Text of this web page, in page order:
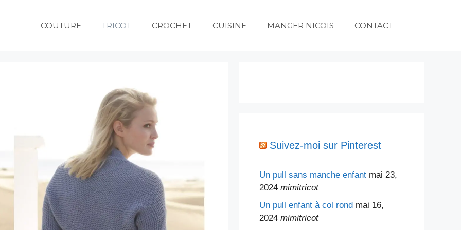
COUTURE TRICOT CROCHET CUISINE MANGER NICOIS CONTACT
Suivez-moi sur Pinterest
Un pull sans manche enfant mai 23,
2024 mimitricot
Un pull enfant à col rond mai 16,
2024 mimitricot